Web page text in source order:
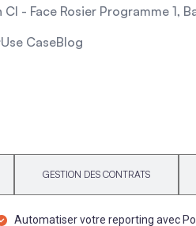
- Face Rosier Programme 1,
Use CaseBlog
GESTION DES CONTRATS
Automatiser votre reporting avec